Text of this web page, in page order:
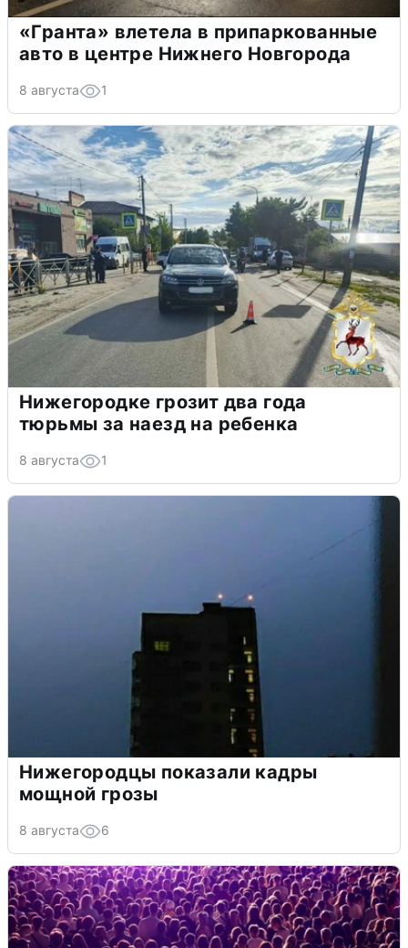
«Гранта» влетела в припаркованные
авто в центре Нижнего Новгорода
8 августа 1
Нижегородке грозит два года
тюрьмы за наезд на ребенка
8 августа 1
Нижегородцы показали кадры
мощной грозы
8 августа 6